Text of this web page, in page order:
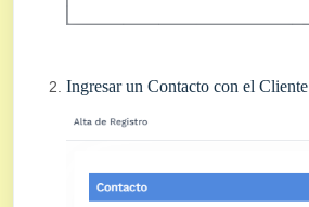
Ingresar un Contacto con el Cliente